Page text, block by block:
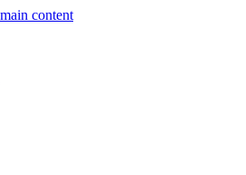
content